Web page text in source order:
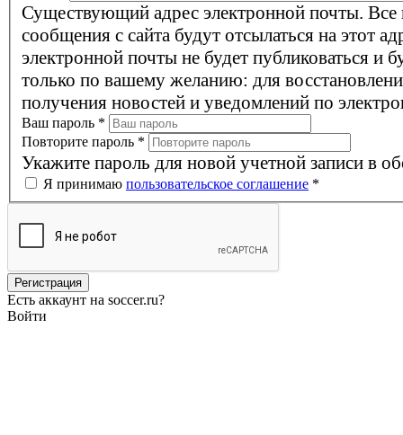
Существующий адрес электронной почты. Все
сообщения с сайта будут отсылаться на этот
электронной почты не будет публиковаться и
только по вашему желанию: для
получения новостей и уведомлений по
Ваш пароль *
Повторите пароль *
Укажите пароль для новой учетной записи в
Я принимаю пользовательское соглашение *
Есть аккаунт на soccer.ru?
Войти